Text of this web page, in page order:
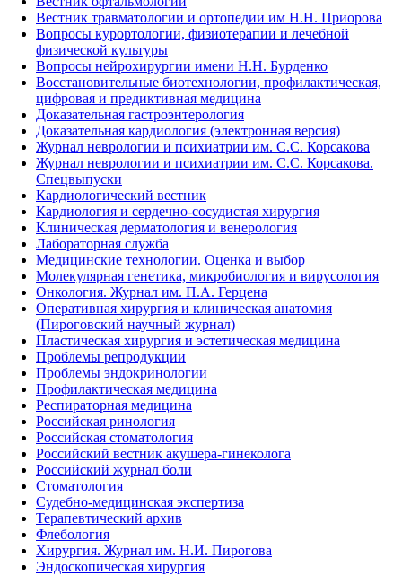
Вестник травматологии и ортопедии им Н.Н. Приорова
Вопросы курортологии, физиотерапии и лечебной
физической культуры
Вопросы нейрохирургии имени Н.Н. Бурденко
Восстановительные биотехнологии, профилактическая,
цифровая и предиктивная медицина
Доказательная гастроэнтерология
Доказательная кардиология (электронная версия)
Журнал неврологии и психиатрии им. С.С. Корсакова
Журнал неврологии и психиатрии им. С.С. Корсакова.
Спецвыпуски
Кардиологический вестник
Кардиология и сердечно-сосудистая хирургия
Клиническая дерматология и венерология
Лабораторная служба
Медицинские технологии. Оценка и выбор
Молекулярная генетика, микробиология и вирусология
Онкология. Журнал им. П.А. Герцена
Оперативная хирургия и клиническая анатомия
(Пироговский научный журнал)
Пластическая хирургия и эстетическая медицина
Проблемы репродукции
Проблемы эндокринологии
Профилактическая медицина
Респираторная медицина
Российская ринология
Российская стоматология
Российский вестник акушера-гинеколога
Российский журнал боли
Стоматология
Судебно-медицинская экспертиза
Терапевтический архив
Флебология
Хирургия. Журнал им. Н.И. Пирогова
Эндоскопическая хирургия